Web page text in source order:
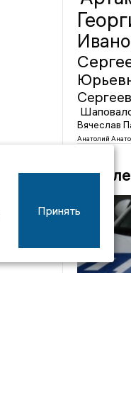
Вячеслав
Анатолий
Принять